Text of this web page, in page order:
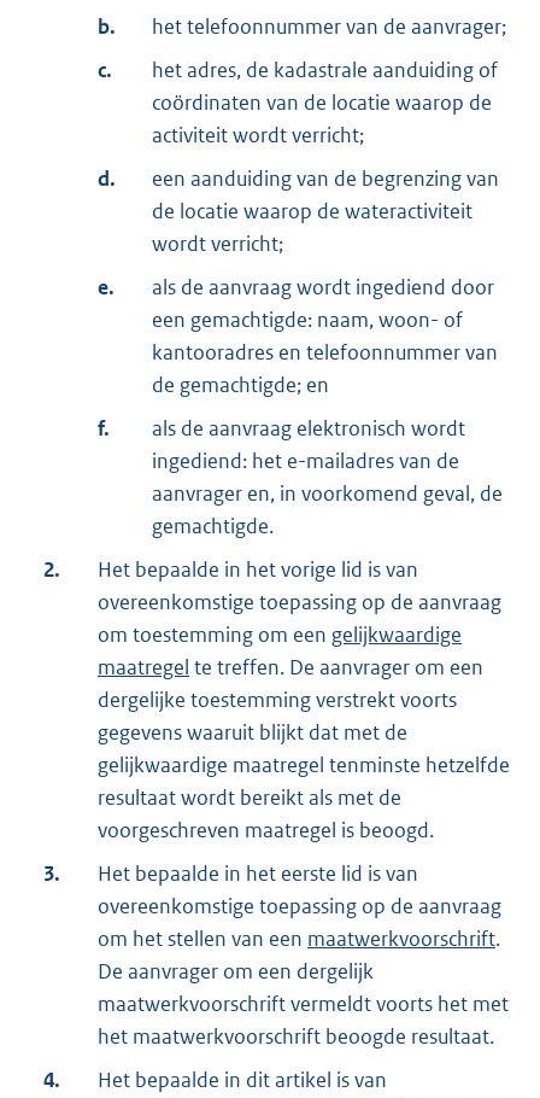
b.
het telefoonnummer van de aanvrager;
c.
het adres, de kadastrale aanduiding of
coördinaten van de locatie waarop de
activiteit wordt verricht;
d.
een aanduiding van de begrenzing van
de locatie waarop de wateractiviteit
wordt verricht;
e.
als de aanvraag wordt ingediend door
een gemachtigde: naam, woon- of
kantooradres en telefoonnummer van
de gemachtigde; en
f.
als de aanvraag elektronisch wordt
ingediend: het e-mailadres van de
aanvrager en, in voorkomend geval, de
gemachtigde.
2.
Het bepaalde in het vorige lid is van
overeenkomstige toepassing op de aanvraag
om toestemming om een gelijkwaardige
maatregel te treffen. De aanvrager om een
dergelijke toestemming verstrekt voorts
gegevens waaruit blijkt dat met de
gelijkwaardige maatregel tenminste hetzelfde
resultaat wordt bereikt als met de
voorgeschreven maatregel is beoogd.
3.
Het bepaalde in het eerste lid is van
overeenkomstige toepassing op de aanvraag
om het stellen van een maatwerkvoorschrift.
De aanvrager om een dergelijk
maatwerkvoorschrift vermeldt voorts het met
het maatwerkvoorschrift beoogde resultaat.
4.
Het bepaalde in dit artikel is van